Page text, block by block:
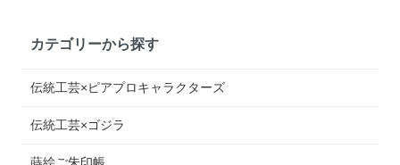
カテゴリーから探す
伝統工芸×ピアプロキャラクターズ
伝統工芸×ゴジラ